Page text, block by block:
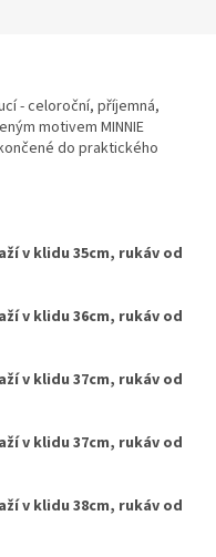
- celoroční, příjemná,
motivem MINNIE
do praktického
v klidu 35cm, rukáv od
v klidu 36cm, rukáv od
v klidu 37cm, rukáv od
v klidu 37cm, rukáv od
v klidu 38cm, rukáv od